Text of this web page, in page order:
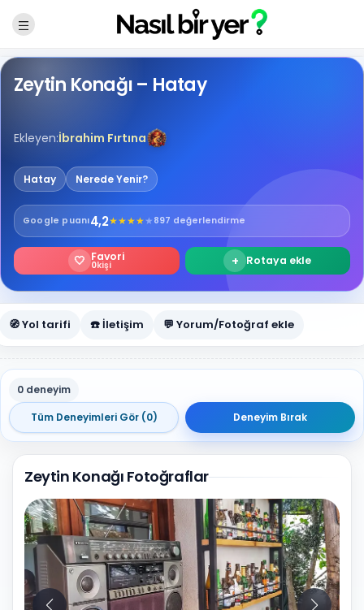
Zeytin Konağı – Hatay
Ekleyen:İbrahim Fırtına
Hatay Nerede Yenir?
Google puanı4,2★★★★★ 897 değerlendirme
🤍 Favori
0kişi + Rotaya ekle
🧭 Yol tarifi ☎️ İletişim 💬 Yorum/Fotoğraf ekle
0 deneyim
Tüm Deneyimleri Gör (0)
Deneyim Bırak
Zeytin Konağı Fotoğraflar
10Fotoğraf